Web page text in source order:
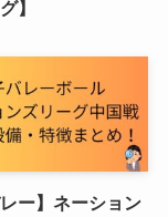
】
レー】ネーション